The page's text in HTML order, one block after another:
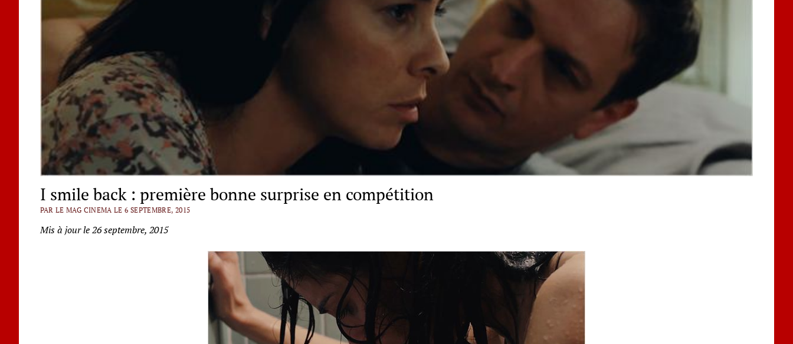
I smile back : première bonne surprise en compétition
PAR LE MAG CINEMA LE 6 SEPTEMBRE, 2015
Mis à jour le 26 septembre, 2015